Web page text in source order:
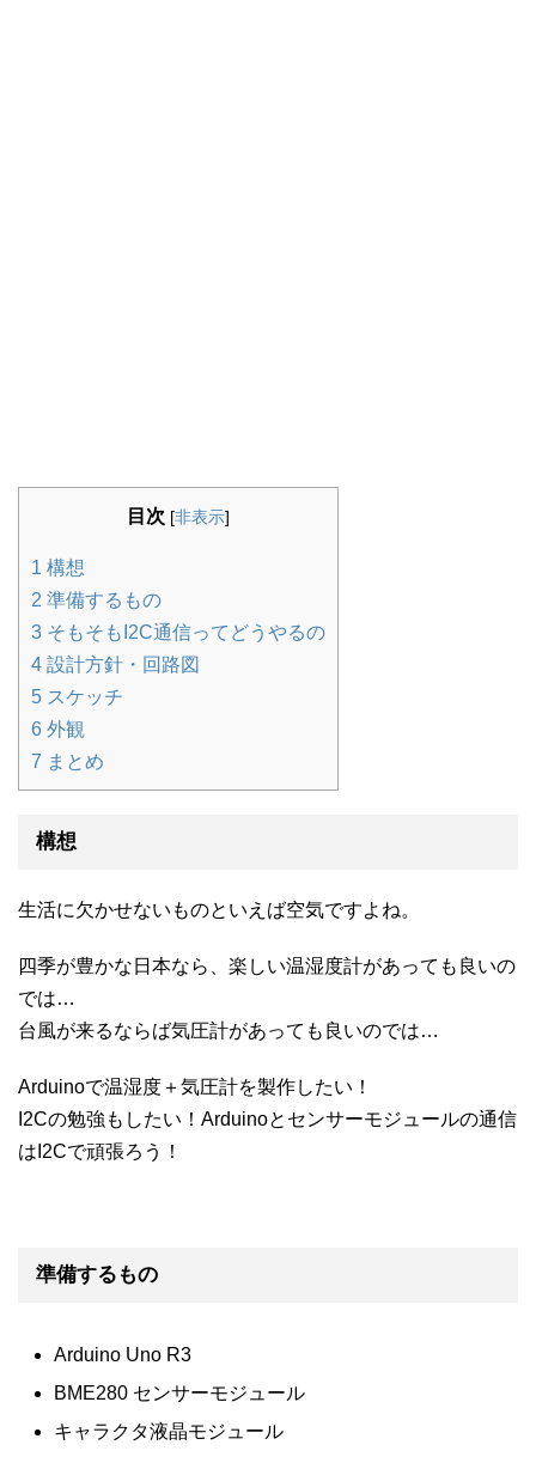
目次 [非表示]
1 構想
2 準備するもの
3 そもそもI2C通信ってどうやるの
4 設計方針・回路図
5 スケッチ
6 外観
7 まとめ
構想
生活に欠かせないものといえば空気ですよね。
四季が豊かな日本なら、楽しい温湿度計があっても良いの
では…
台風が来るならば気圧計があっても良いのでは…
Arduinoで温湿度＋気圧計を製作したい！
I2Cの勉強もしたい！Arduinoとセンサーモジュールの通信
はI2Cで頑張ろう！
準備するもの
Arduino Uno R3
BME280 センサーモジュール
キャラクタ液晶モジュール